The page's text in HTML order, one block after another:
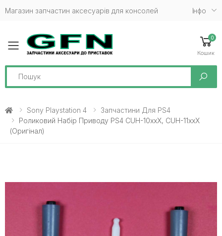
Магазин запчастин аксесуарів для консолей Iнфо
Toggle mobile menu
0
Кошик
Search
Sony Playstation 4
Запчастини Для PS4
Роликовий Набір Приводу PS4 CUH-10xxX, CUH-11xxX
(Оригінал)